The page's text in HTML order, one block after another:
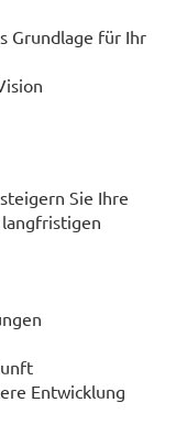
Grundlage für Ihr
Sie Ihre
Entwicklung